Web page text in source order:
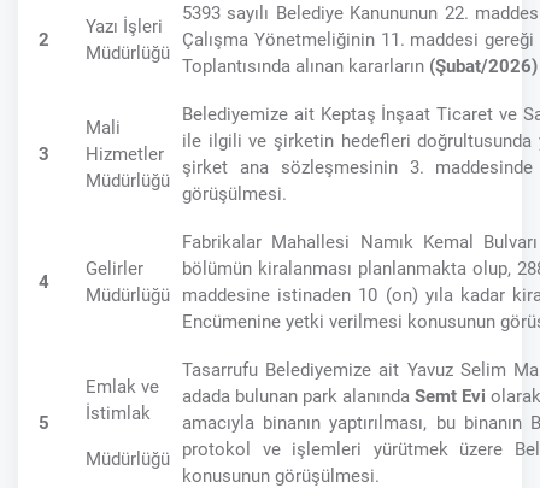
2
Yazı İşleri
Müdürlüğü
5393 sayılı Belediye Kanununun 22.
Çalışma Yönetmeliğinin 11. maddesi
Toplantısında alınan kararların (Şubat/2026)
3
Mali
Hizmetler
Müdürlüğü
Belediyemize ait Keptaş İnşaat Ticaret ve
ile ilgili ve şirketin hedefleri doğrultusunda
şirket ana sözleşmesinin 3. maddesinde
görüşülmesi.
4
Gelirler
Müdürlüğü
Fabrikalar Mahallesi Namık Kemal
bölümün kiralanması planlanmakta olup,
maddesine istinaden 10 (on) yıla kadar
Encümenine yetki verilmesi konusunun
5
Emlak ve
İstimlak
Müdürlüğü
Tasarrufu Belediyemize ait Yavuz Selim
adada bulunan park alanında Semt Evi
amacıyla binanın yaptırılması, bu
protokol ve işlemleri yürütmek üzere
konusunun görüşülmesi.